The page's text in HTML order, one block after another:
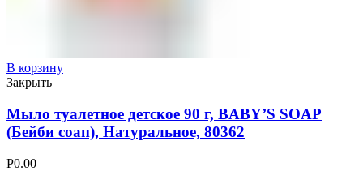
В корзину
Закрыть
Мыло туалетное детское 90 г, BABY’S SOAP
(Бейби соап), Натуральное, 80362
Р0.00